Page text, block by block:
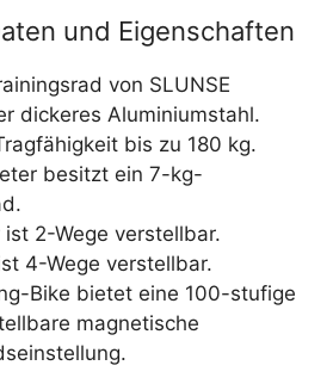
und Eigenschaften
von SLUNSE
dickeres Aluminiumstahl.
bis zu 180 kg.
besitzt ein 7-kg-
ist 2-Wege verstellbar.
4-Wege verstellbar.
Bike bietet eine 100-stufige
magnetische